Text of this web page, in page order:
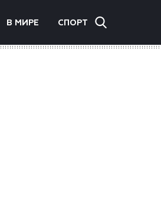
В МИРЕ СПОРТ